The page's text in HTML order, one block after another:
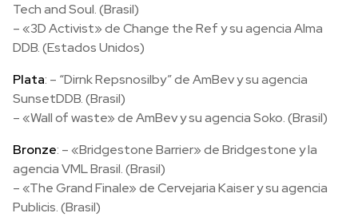
Tech and Soul. (Brasil)
– «3D Activist» de Change the Ref y su agencia Alma
DDB. (Estados Unidos)
Plata: – “Dirnk Repsnosilby” de AmBev y su agencia
SunsetDDB. (Brasil)
– «Wall of waste» de AmBev y su agencia Soko. (Brasil)
Bronze: – «Bridgestone Barrier» de Bridgestone y la
agencia VML Brasil. (Brasil)
– «The Grand Finale» de Cervejaria Kaiser y su agencia
Publicis. (Brasil)